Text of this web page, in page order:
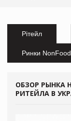
Рітейл
Ринки NonFood
ОБЗОР РЫНКА
РИТЕЙЛА В